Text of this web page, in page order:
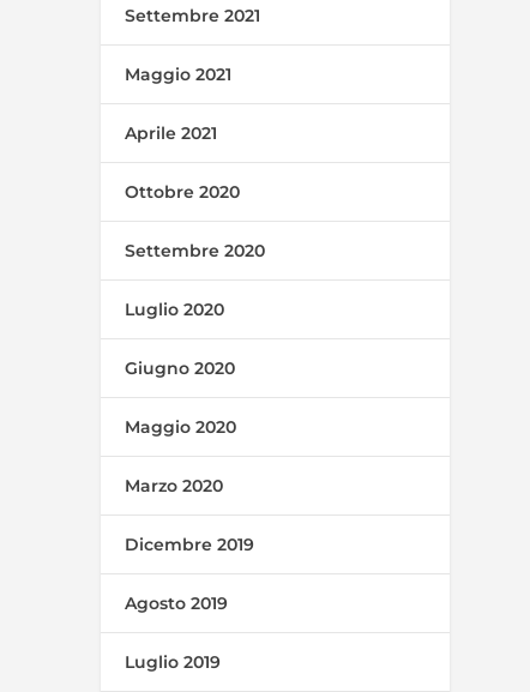
Settembre 2021
Maggio 2021
Aprile 2021
Ottobre 2020
Settembre 2020
Luglio 2020
Giugno 2020
Maggio 2020
Marzo 2020
Dicembre 2019
Agosto 2019
Luglio 2019